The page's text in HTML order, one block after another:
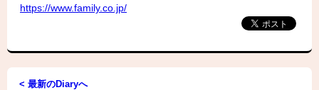
https://www.family.co.jp/
< 最新のDiaryへ